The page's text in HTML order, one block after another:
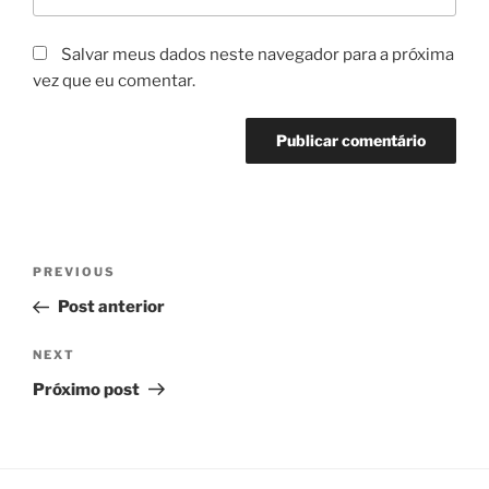
Salvar meus dados neste navegador para a próxima
vez que eu comentar.
Navegação
Post
Previous
Post
PREVIOUS
Post anterior
Next
Post
NEXT
Próximo post